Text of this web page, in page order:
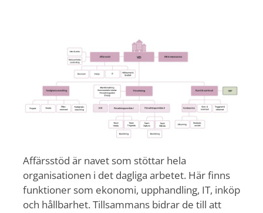
Affärsstöd är navet som stöttar hela
organisationen i det dagliga arbetet. Här finns
funktioner som ekonomi, upphandling, IT, inköp
och hållbarhet. Tillsammans bidrar de till att